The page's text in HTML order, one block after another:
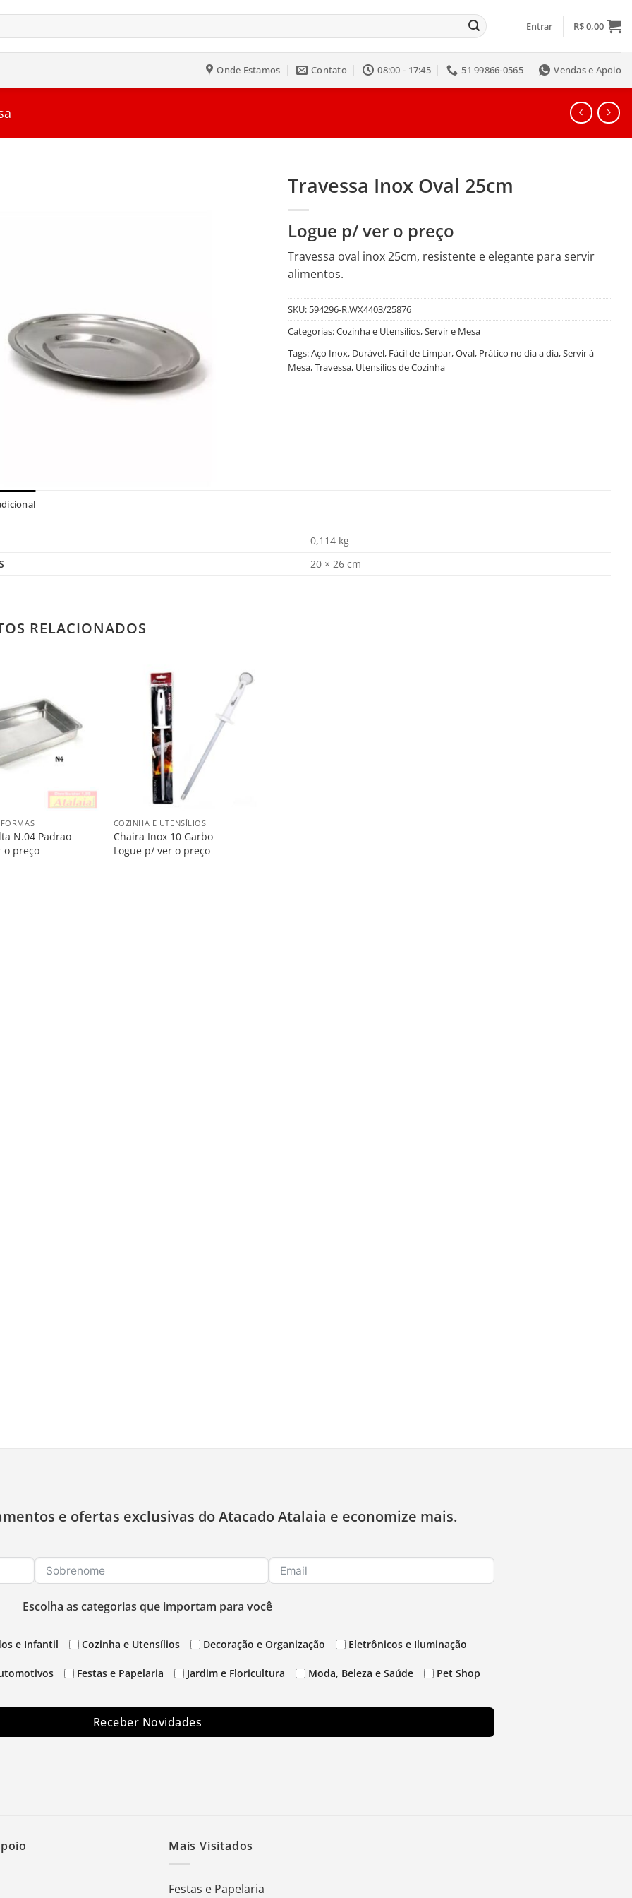
Entrar R$0,00
Onde Estamos Contato 08:00 - 17:45 51 99866-0565 Vendas e Apoio
Travessa Inox Oval 25cm
Logue p/ ver o preço
Travessa oval inox 25cm, resistente e elegante para servir
alimentos.
SKU: 594296-R.WX4403/25876
Categorias:Cozinha e Utensílios,Servir e Mesa
Tags:Aço Inox, Durável, Fácil de Limpar,Oval, Prático no dia a dia,Servir à
Mesa,Travessa, Utensílios de Cozinha
0,114 kg
20 × 26 cm
RELACIONADOS
Lista
N.04 Padrao
o preço
Salvar
COZINHA E UTENSÍLIOS
Chaira Inox 10 Garbo
Logue p/ ver o preço
e ofertas exclusivas do Atacado Atalaia e economize mais.
Escolha as categorias que importam para você
e Infantil Cozinha e Utensílios Decoração e Organização Eletrônicos e Iluminação
Festas e Papelaria Jardim e Floricultura Moda, Beleza e Saúde Pet Shop
Receber Novidades
Mais Visitados
Festas e Papelaria